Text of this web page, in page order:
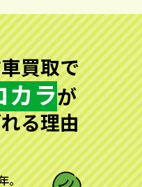
買取で
カラが
る理由
。